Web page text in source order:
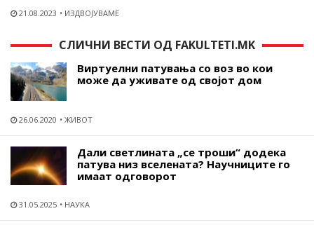
21.08.2023 ИЗДВОЈУВАМЕ
СЛИЧНИ ВЕСТИ ОД FAKULTETI.MK
Виртуелни патувања со воз во кои
може да уживате од својот дом
26.06.2020 ЖИВОТ
Дали светлината „се троши“ додека
патува низ вселената? Научниците го
имаат одговорот
31.05.2025 НАУКА